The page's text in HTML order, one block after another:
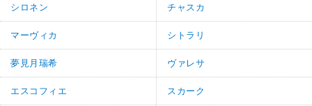
シロネン チャスカ
マーヴィカ シトラリ
夢見月瑞希 ヴァレサ
エスコフィエ スカーク